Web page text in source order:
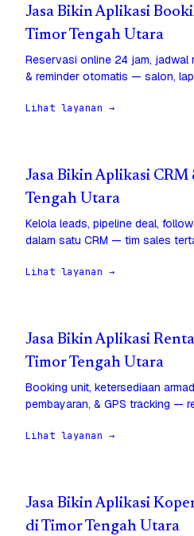
Jasa Bikin Aplikasi
Timor Tengah Utara
Reservasi online 24 jam, jadwal
& reminder otomatis — salon,
Lihat layanan →
Jasa Bikin Aplikasi CRM
Tengah Utara
Kelola leads, pipeline deal,
dalam satu CRM — tim sales
Lihat layanan →
Jasa Bikin Aplikasi
Timor Tengah Utara
Booking unit, ketersediaan
pembayaran, & GPS tracking —
Lihat layanan →
Jasa Bikin Aplikasi
di Timor Tengah Utara